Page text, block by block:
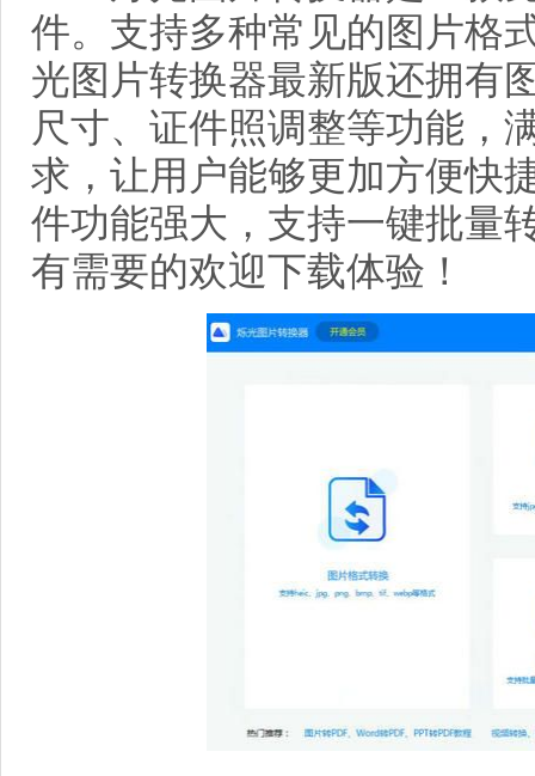
件。支持多种常见的图片格
光图片转换器最新版还拥有
尺寸、证件照调整等功能，
求，让用户能够更加方便快
件功能强大，支持一键批量
有需要的欢迎下载体验！